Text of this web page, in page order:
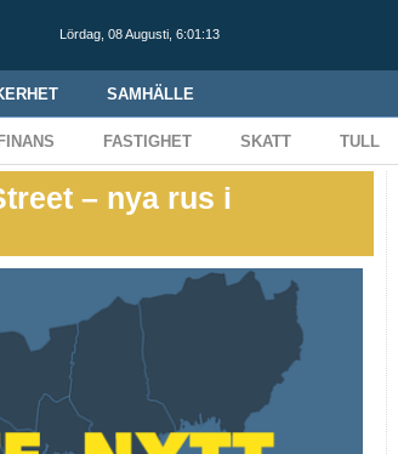
Lördag, 08 Augusti, 6:01:14
SAMHÄLLE
FINANS FASTIGHET SKATT TULL
– nya rus i